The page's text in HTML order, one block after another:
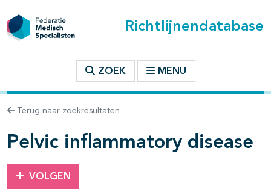
Richtlijnendatabase
ZOEK MENU
Terug naar zoekresultaten
Pelvic inflammatory disease
VOLGEN
binnen deze richtlijn